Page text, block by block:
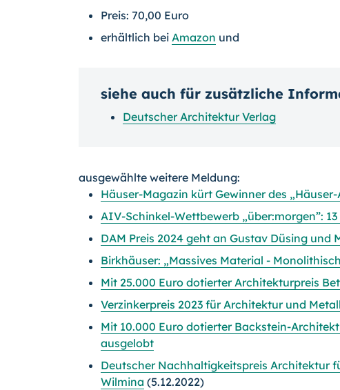
Preis: 70,00 Euro
erhältlich bei Amazon und
siehe auch für zusätzliche
Deutscher Architektur Verlag
ausgewählte weitere Meldung:
Häuser-Magazin kürt Gewinner des „Häuser-
AIV-Schinkel-Wettbewerb „über:morgen”:
DAM Preis 2024 geht an Gustav Düsing und
Birkhäuser: „Massives Material -
Mit 25.000 Euro dotierter Architekturpreis
Verzinkerpreis 2023 für Architektur und
Mit 10.000 Euro dotierter Backstein-
ausgelobt
Deutscher Nachhaltigkeitspreis Architektur
Wilmina (5.12.2022)